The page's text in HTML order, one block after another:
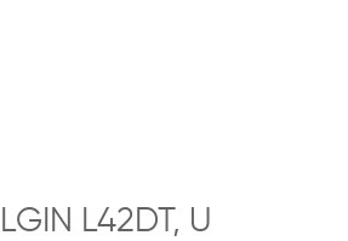
L42DT, U